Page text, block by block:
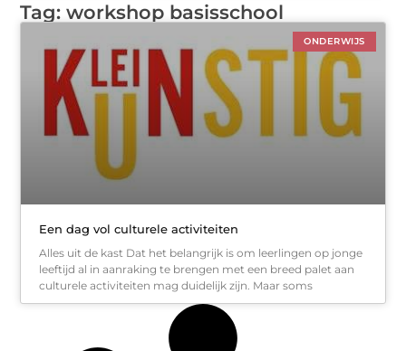
Tag: workshop basisschool
ONDERWIJS
Een dag vol culturele activiteiten
Alles uit de kast Dat het belangrijk is om leerlingen op jonge
leeftijd al in aanraking te brengen met een breed palet aan
culturele activiteiten mag duidelijk zijn. Maar soms